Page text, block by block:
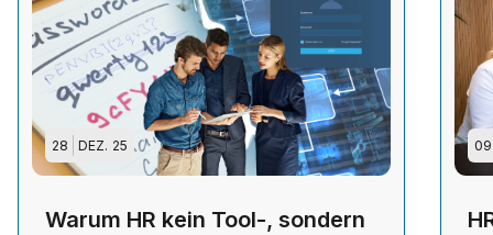
28 DEZ. 25
Warum HR kein Tool-, sondern
09